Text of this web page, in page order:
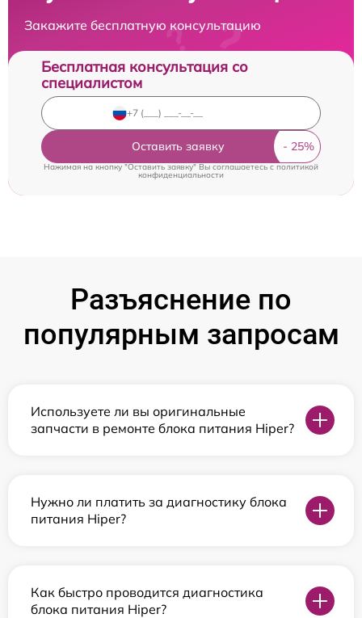
Закажите бесплатную консультацию
Бесплатная консультация со
специалистом
Оставить заявку
Нажимая на кнопку "Оставить заявку" Вы соглашаетесь cполитикой
конфиденциальности
Разъяснение по
популярным запросам
Используете ли вы оригинальные
запчасти в ремонте блока питания Hiper?
Нужно ли платить за диагностику блока
питания Hiper?
Как быстро проводится диагностика
блока питания Hiper?